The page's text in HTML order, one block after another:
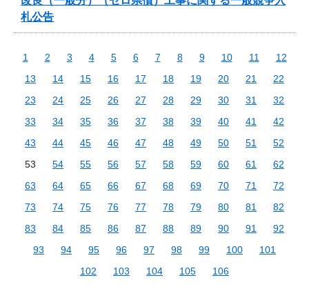
札公告
1 2 3 4 5 6 7 8 9 10 11
12
13
14 15 16 17 18 19 20 21
22
23
24 25 26 27 28 29 30 31
32
33
34 35 36 37 38 39 40 41
42
43
44 45 46 47 48 49 50 51
52
53
54 55 56 57 58 59 60 61
62
63
64 65 66 67 68 69 70 71
72
73
74 75 76 77 78 79 80 81
82
83
84 85 86 87 88 89 90 91
92
93
94 95 96 97 98 99 100
101
102
103 104 105 106